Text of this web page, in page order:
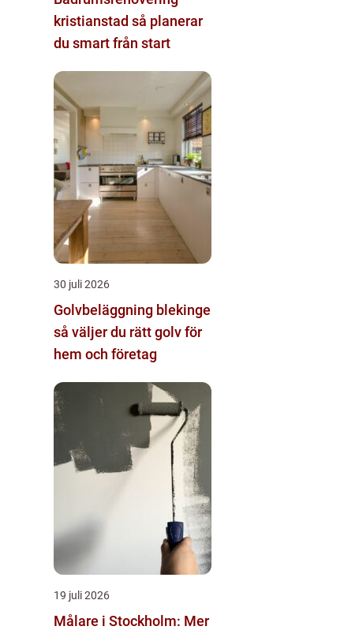
kristianstad så planerar
du smart från start
30 juli 2026
Golvbeläggning blekinge
så väljer du rätt golv för
hem och företag
19 juli 2026
Målare i Stockholm: Mer